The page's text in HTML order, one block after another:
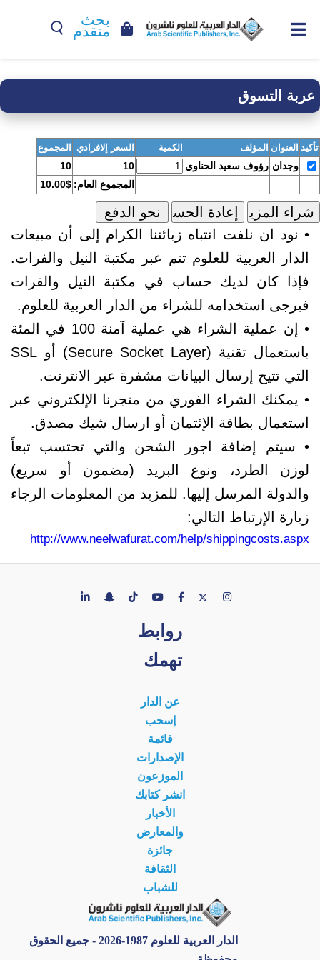
بحث
متقدم
عربة التسوق
تأكيد العنوان المؤلف الكمية السعر إلافرادي المجموع
وجدان رؤوف سعيد الحناوي 10
10
المجموع العام: 10.00$
• نود ان نلفت انتباه زبائننا الكرام إلى أن مبيعات
الدار العربية للعلوم تتم عبر مكتبة النيل والفرات.
فإذا كان لديك حساب في مكتبة النيل والفرات
فيرجى استخدامه للشراء من الدار العربية للعلوم.
• إن عملية الشراء هي عملية آمنة 100 في المئة
باستعمال تقنية (Secure Socket Layer) أو SSL
التي تتيح إرسال البيانات مشفرة عبر الانترنت.
• يمكنك الشراء الفوري من متجرنا الإلكتروني عبر
استعمال بطاقة الإئتمان أو ارسال شيك مصدق.
• سيتم إضافة اجور الشحن والتي تحتسب تبعاً
لوزن الطرد، ونوع البريد (مضمون أو سريع)
والدولة المرسل إليها. للمزيد من المعلومات الرجاء
زيارة الإرتباط التالي:
http://www.neelwafurat.com/help/shippingcosts.aspx
روابط
تهمك
عن الدار
إسحب
قائمة
الإصدارات
الموزعون
انشر كتابك
الأخبار
والمعارض
جائزة
الثقافة
للشباب
الدار العربية للعلوم 1987-2026 - جميع الحقوق